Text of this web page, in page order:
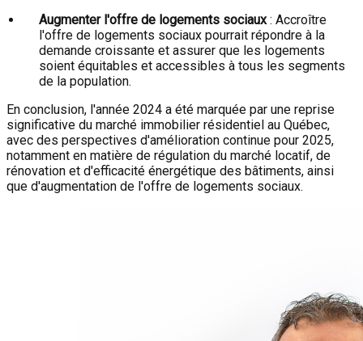
Augmenter l'offre de logements sociaux: Accroître
l'offre de logements sociaux pourrait répondre à la
demande croissante et assurer que les logements
soient équitables et accessibles à tous les segments
de la population.
En conclusion, l'année 2024 a été marquée par une reprise
significative du marché immobilier résidentiel au Québec,
avec des perspectives d'amélioration continue pour 2025,
notamment en matière de régulation du marché locatif, de
rénovation et d'efficacité énergétique des bâtiments, ainsi
que d'augmentation de l'offre de logements sociaux.